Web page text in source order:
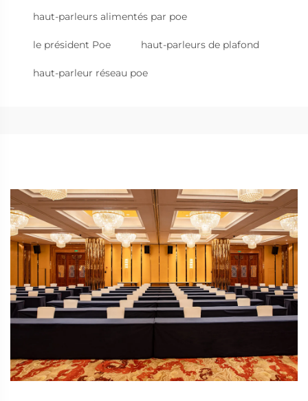
haut-parleurs alimentés par poe
le président Poe haut-parleurs de plafond
haut-parleur réseau poe